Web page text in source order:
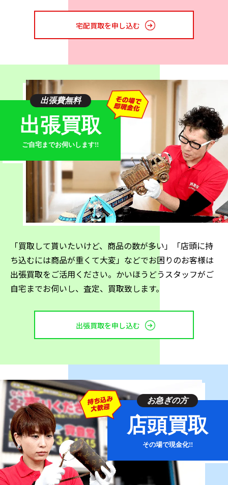
椿を意味するカメリアの名前を関したラインもシャネル
コマークと合わせてシャネルを代表するモチーフとなっ
ています。カメリアのラインにはファッション小物、時
計、財布などが多く、中古市場でも人気があります。特
に次のような商品は高価買取が期待できます。
・カメリア ココマーク リング
・カメリア ココマーク ネックレス
・カメリア ビコローレ コインケース
・カメリア 財布
・カメリア ブローチ
・カメリア クラッチバッグ
・カメリア チョコバーステッチ チェーンバッグ
・カメリア ピアス
小物の買取価格は1万円〜5万円で、バッグ類は10万円前
後での買取になるケースが多いです。カメリアは華やか
な印象とあいまって特に人気のあるラインなので、ぜひ
人気ラインがあります。
・カンボンライン
・ドーヴィル
・2.55ライン
シャネルは黒のイメージも強いブランドですが、カンボ
ンライン等はビビットなカラーと取り入れたアイテムも
多く、シャネルのまた違った一面を見せてくれるでしょ
う。ドーヴィルラインの製品はキャンバス生地を使った
ものがあり、カジュアルとラグジュアリーを両立したニ
宅配買取を申し込む
出張費無料
出張買取
ご自宅までお伺いします!!
「買取して貰いたいけど、商品の数が多い」「店頭に持
ち込むには商品が重くて大変」などでお困りのお客様は
出張買取をご活用ください。かいほうどうスタッフがご
自宅までお伺いし、査定、買取致します。
出張買取を申し込む
お急ぎの方
店頭買取
その場で現金化!!